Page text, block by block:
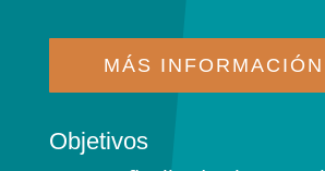
MÁS INFORMACIÓN
Objetivos